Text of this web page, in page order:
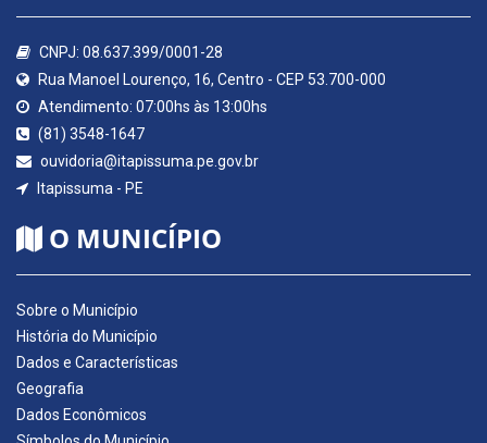
CNPJ: 08.637.399/0001-28
Rua Manoel Lourenço, 16, Centro - CEP 53.700-000
Atendimento: 07:00hs às 13:00hs
(81) 3548-1647
ouvidoria@itapissuma.pe.gov.br
Itapissuma - PE
O MUNICÍPIO
Sobre o Município
História do Município
Dados e Características
Geografia
Dados Econômicos